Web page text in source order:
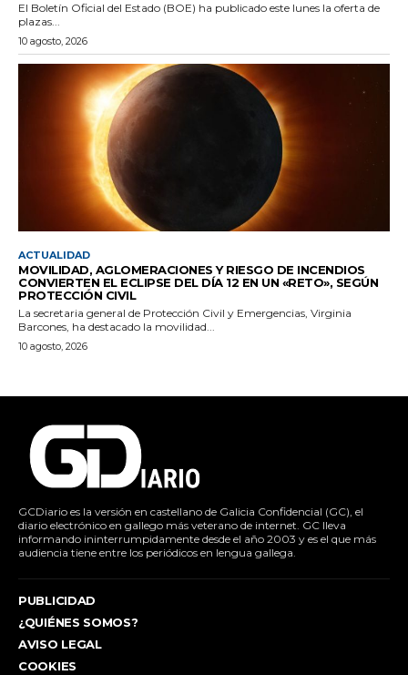
El Boletín Oficial del Estado (BOE) ha publicado este lunes la oferta de
plazas...
10 agosto, 2026
ACTUALIDAD
MOVILIDAD, AGLOMERACIONES Y RIESGO DE INCENDIOS
CONVIERTEN EL ECLIPSE DEL DÍA 12 EN UN «RETO», SEGÚN
PROTECCIÓN CIVIL
La secretaria general de Protección Civil y Emergencias, Virginia
Barcones, ha destacado la movilidad...
10 agosto, 2026
GCDiario es la versión en castellano de Galicia Confidencial (GC), el
diario electrónico en gallego más veterano de internet. GC lleva
informando ininterrumpidamente desde el año 2003 y es el que más
audiencia tiene entre los periódicos en lengua gallega.
PUBLICIDAD
¿QUIÉNES SOMOS?
AVISO LEGAL
COOKIES